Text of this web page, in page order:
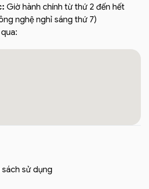
Giờ hành chính từ thứ 2 đến hết
nghệ nghỉ sáng thứ 7)
sử dụng